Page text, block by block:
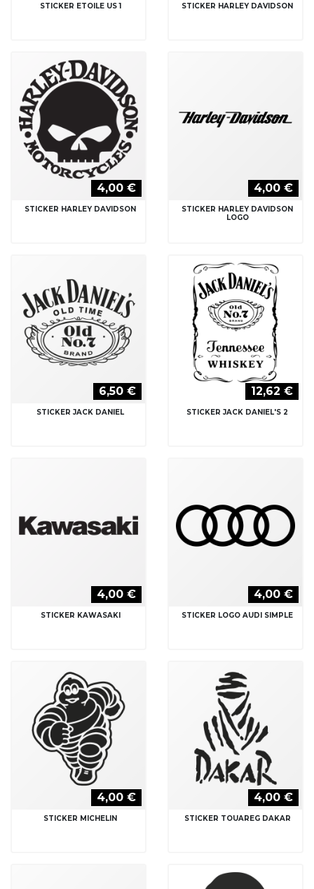
STICKER ETOILE US 1 STICKER HARLEY DAVIDSON
4,00 €
STICKER HARLEY DAVIDSON
4,00 €
STICKER HARLEY DAVIDSON
LOGO
6,50 €
STICKER JACK DANIEL
12,62 €
STICKER JACK DANIEL'S 2
4,00 €
STICKER KAWASAKI
4,00 €
STICKER LOGO AUDI SIMPLE
4,00 €
STICKER MICHELIN
4,00 €
STICKER TOUAREG DAKAR